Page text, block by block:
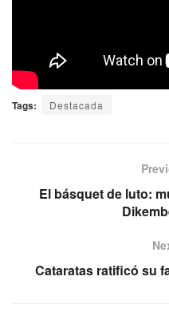
Tags: Destacada
El básquet de luto:
Cataratas ratificó su